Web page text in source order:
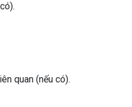
quan (nếu có).